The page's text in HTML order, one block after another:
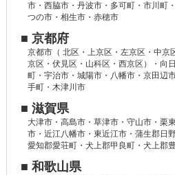
市・西脇市・丹波市・多可町・市川町
つの市・相生市・赤穂市
■ 京都府
京都市（ 北区・上京区・左京区・中京
京区・伏見区・山科区・西京区）・向
町・宇治市・城陽市・八幡市・京田辺
手町・木津川市
■ 滋賀県
大津市・高島市・草津市・守山市・栗
市・近江八幡市・東近江市・蒲生郡日
愛知郡愛荘町・犬上郡甲良町・犬上郡
■ 和歌山県